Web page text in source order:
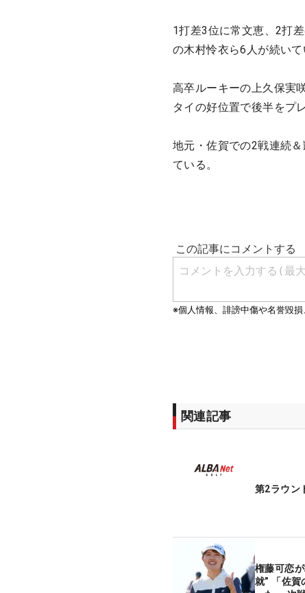
1打差3位に常文恵、2打
の木村怜衣ら6人が続いて
高卒ルーキーの上久保実
タイの好位置で後半をプ
地元・佐賀での2戦連続
ている。
関連記事
第2ラウ
権藤可恋
就” 「佐賀